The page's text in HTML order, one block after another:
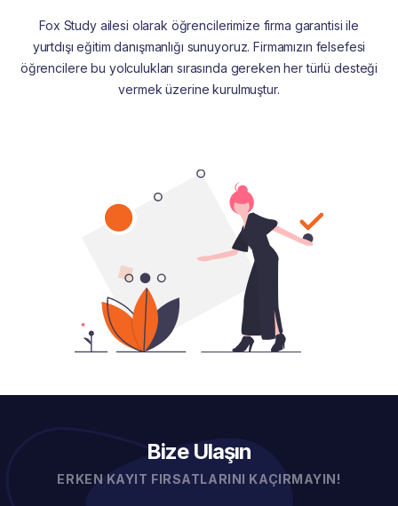
Fox Study ailesi olarak öğrencilerimize firma garantisi ile
yurtdışı eğitim danışmanlığı sunuyoruz. Firmamızın felsefesi
öğrencilere bu yolculukları sırasında gereken her türlü desteği
vermek üzerine kurulmuştur.
Bize Ulaşın
ERKEN KAYIT FIRSATLARINI KAÇIRMAYIN!